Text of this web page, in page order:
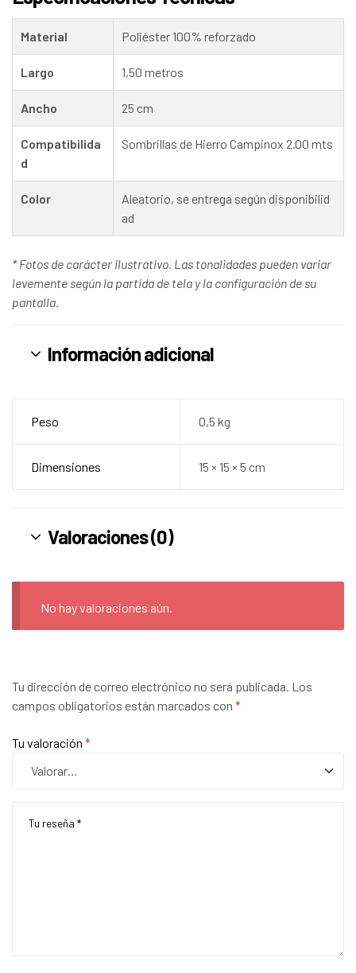
Material Poliéster 100% reforzado
Largo 1,50 metros
Ancho 25 cm
Compatibilida
d
Sombrillas de Hierro Campinox 2.00 mts
Color
Aleatorio, se entrega según disponibilid
ad
* Fotos de carácter ilustrativo. Las tonalidades pueden variar
levemente según la partida de tela y la configuración de su
pantalla.
Información adicional
Peso 0,5 kg
Dimensiones 15 × 15 × 5 cm
Valoraciones (0)
No hay valoraciones aún.
Tu dirección de correo electrónico no será publicada. Los
campos obligatorios están marcados con *
Tu valoración *